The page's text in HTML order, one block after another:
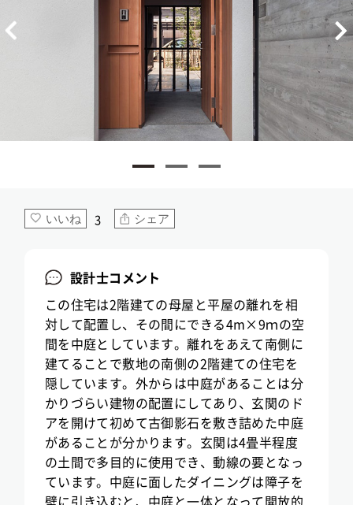
いいね 3 シェア
設計士コメント
この住宅は2階建ての母屋と平屋の離れを相
対して配置し、その間にできる4m×9ｍの空
間を中庭としています。離れをあえて南側に
建てることで敷地の南側の2階建ての住宅を
隠しています。外からは中庭があることは分
かりづらい建物の配置にしてあり、玄関のド
アを開けて初めて古御影石を敷き詰めた中庭
があることが分かります。玄関は4畳半程度
の土間で多目的に使用でき、動線の要となっ
ています。中庭に面したダイニングは障子を
壁に引き込むと、中庭と一体となって開放的